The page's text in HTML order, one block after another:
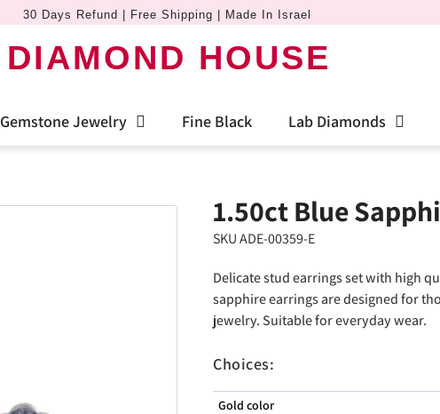
30 Days Refund | Free Shipping | Made In Israel
DIAMOND HOUSE
Gemstone Jewelry Fine Black Lab Diamonds
1.50ct Blue
SKU ADE-00359-E
Delicate stud earrings set with high
sapphire earrings are designed for
jewelry. Suitable for everyday wear.
Choices:
Gold color